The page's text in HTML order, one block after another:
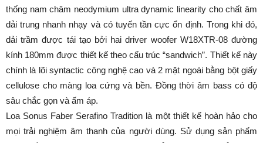
thống nam châm neodymium ultra dynamic linearity cho chất âm
dải trung nhanh nhạy và có tuyến tần cực ổn định. Trong khi đó,
dải trầm được tái tạo bởi hai driver woofer W18XTR-08 đường
kính 180mm được thiết kế theo cấu trúc “sandwich”. Thiết kế này
chính là lõi syntactic công nghệ cao và 2 mặt ngoài bằng bột giấy
cellulose cho màng loa cứng và bền. Đồng thời âm bass có độ
sâu chắc gọn và ấm áp.
Loa Sonus Faber Serafino Tradition là một thiết kế hoàn hảo cho
mọi trải nghiệm âm thanh của người dùng. Sử dụng sản phẩm